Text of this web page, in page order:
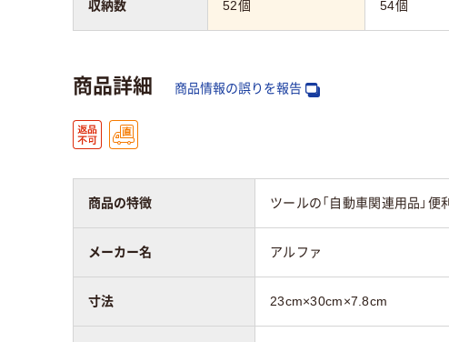
52個 54個
収納数
商品詳細 商品情報の誤りを報告
商品の特徴 ツールの「自動車関連用品」
メーカー名 アルファ
寸法 23cm×30cm×7.8cm